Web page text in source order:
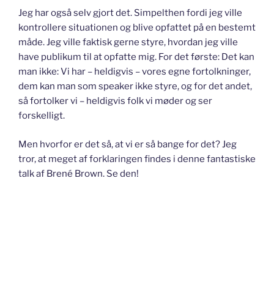
Jeg har også selv gjort det. Simpelthen fordi jeg ville
kontrollere situationen og blive opfattet på en bestemt
måde. Jeg ville faktisk gerne styre, hvordan jeg ville
have publikum til at opfatte mig. For det første: Det kan
man ikke: Vi har – heldigvis – vores egne fortolkninger,
dem kan man som speaker ikke styre, og for det andet,
så fortolker vi – heldigvis folk vi møder og ser
forskelligt.
Men hvorfor er det så, at vi er så bange for det? Jeg
tror, at meget af forklaringen findes i denne fantastiske
talk af Brené Brown. Se den!